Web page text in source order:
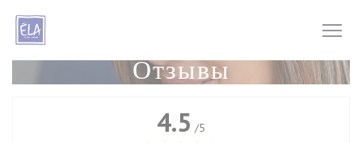
Панель управления cookies
Отзывы
4.5 /5